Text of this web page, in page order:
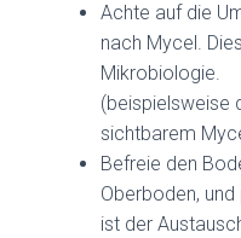
Achte auf die
nach Mycel.
Mikrobiologie.
(beispielsweise
sichtbarem
Befreie den
Oberboden,
ist der